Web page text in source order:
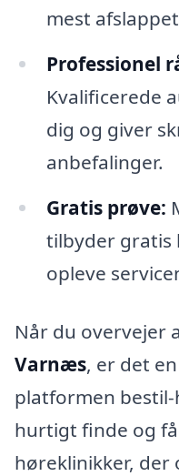
mest
Professionel
Kvalificerede
dig og giver
anbefalinger.
Gratis prøve:
tilbyder gratis
opleve
Når du overvejer
Varnæs, er det
platformen
hurtigt finde og
høreklinikker, der